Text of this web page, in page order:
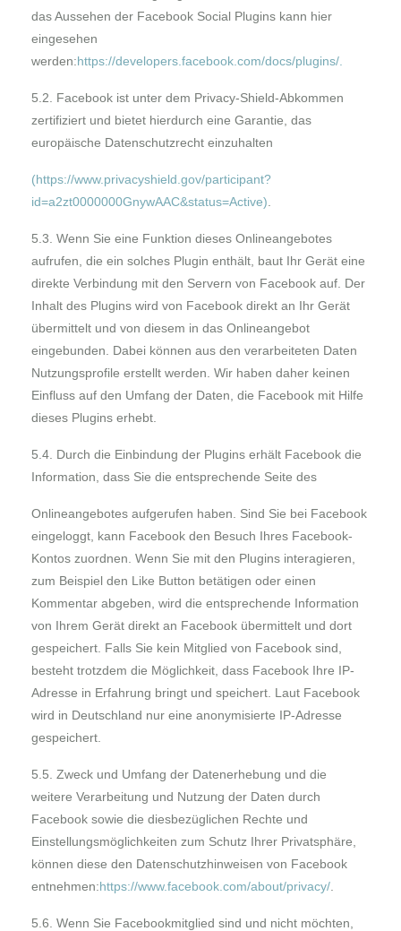
das Aussehen der Facebook Social Plugins kann hier
eingesehen
werden:https://developers.facebook.com/docs/plugins/
5.2. Facebook ist unter dem Privacy-Shield-Abkommen
zertifiziert und bietet hierdurch eine Garantie, das
europäische Datenschutzrecht einzuhalten
(https://www.privacyshield.gov/participant?
id=a2zt0000000GnywAAC&status=Active)
5.3. Wenn Sie eine Funktion dieses Onlineangebotes
aufrufen, die ein solches Plugin enthält, baut Ihr Gerät eine
direkte Verbindung mit den Servern von Facebook auf. Der
Inhalt des Plugins wird von Facebook direkt an Ihr Gerät
übermittelt und von diesem in das Onlineangebot
eingebunden. Dabei können aus den verarbeiteten Daten
Nutzungsprofile erstellt werden. Wir haben daher keinen
Einfluss auf den Umfang der Daten, die Facebook mit Hilfe
dieses Plugins erhebt.
5.4. Durch die Einbindung der Plugins erhält Facebook die
Information, dass Sie die entsprechende Seite des
Onlineangebotes aufgerufen haben. Sind Sie bei Facebook
eingeloggt, kann Facebook den Besuch Ihres Facebook-
Kontos zuordnen. Wenn Sie mit den Plugins interagieren,
zum Beispiel den Like Button betätigen oder einen
Kommentar abgeben, wird die entsprechende Information
von Ihrem Gerät direkt an Facebook übermittelt und dort
gespeichert. Falls Sie kein Mitglied von Facebook sind,
besteht trotzdem die Möglichkeit, dass Facebook Ihre IP-
Adresse in Erfahrung bringt und speichert. Laut Facebook
wird in Deutschland nur eine anonymisierte IP-Adresse
gespeichert.
5.5. Zweck und Umfang der Datenerhebung und die
weitere Verarbeitung und Nutzung der Daten durch
Facebook sowie die diesbezüglichen Rechte und
Einstellungsmöglichkeiten zum Schutz Ihrer Privatsphäre,
können diese den Datenschutzhinweisen von Facebook
entnehmen:https://www.facebook.com/about/privacy/
5.6. Wenn Sie Facebookmitglied sind und nicht möchten,